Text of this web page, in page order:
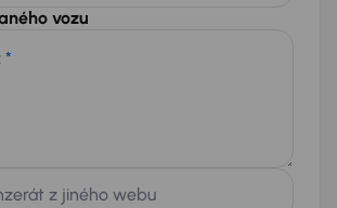
vozu
*
z jiného webu